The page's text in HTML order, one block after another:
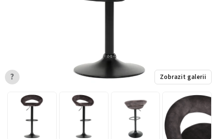
Zobrazit galerii
?